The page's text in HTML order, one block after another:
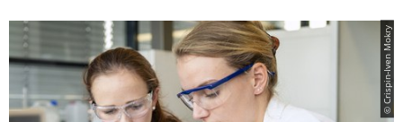
© Crispin-Iven Mokry